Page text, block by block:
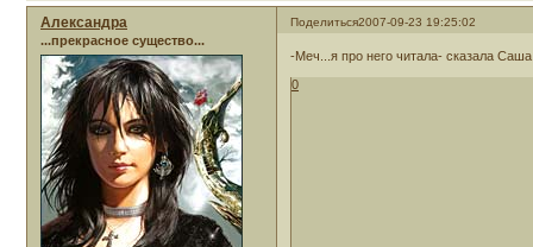
Поделиться2007-09-23 19:25:02
Александра
...прекрасное существо...
-Меч...я про него читала- сказала
0